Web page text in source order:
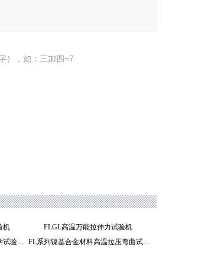
），如：三加四=7
机
FLGL高温万能拉伸力试验机
FLGL万能材料高温拉力拉伸力学试验机
FL系列镍基合金材料高温拉压弯曲试验机